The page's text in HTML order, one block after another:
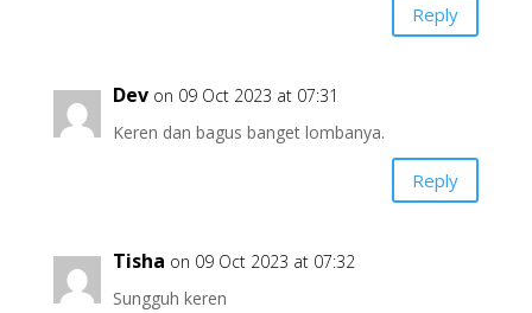
Reply
Dev on 09 Oct 2023 at 07:31
Keren dan bagus banget lombanya.
Reply
Tisha on 09 Oct 2023 at 07:32
Sungguh keren